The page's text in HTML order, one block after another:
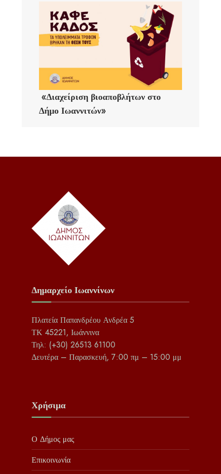
«Διαχείριση βιοαποβλήτων στο
Δήμο Ιωαννιτών»
Δημαρχείο Ιωαννίνων
Πλατεία Παπανδρέου Ανδρέα 5
ΤΚ 45221, Ιωάννινα
Τηλ: (+30) 26513 61100
Δευτέρα – Παρασκευή, 7:00 πμ – 15:00 μμ
Χρήσιμα
Ο Δήμος μας
Επικοινωνία